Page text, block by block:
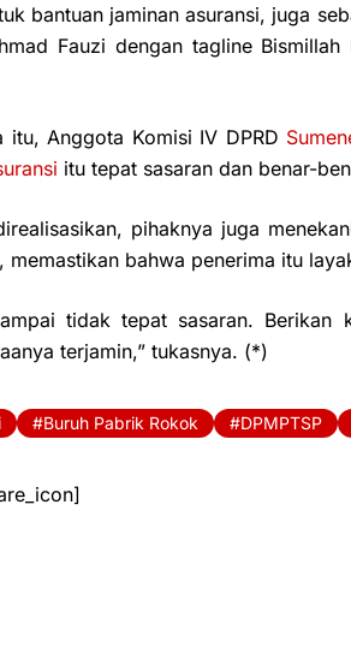
bantuan jaminan asuransi, juga
Fauzi dengan tagline
itu, Anggota Komisi IV DPRD
itu tepat sasaran dan benar-
pihaknya juga
memastikan bahwa penerima itu
tidak tepat sasaran.
terjamin,” tukasnya. (*)
Buruh Pabrik Rokok DPMPTSP